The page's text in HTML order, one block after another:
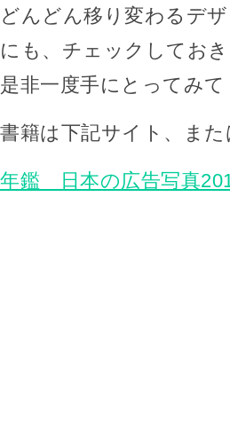
どんどん移り変わるデ
にも、チェックしてお
是非一度手にとってみて
書籍は下記サイト、ま
年鑑 日本の広告写真